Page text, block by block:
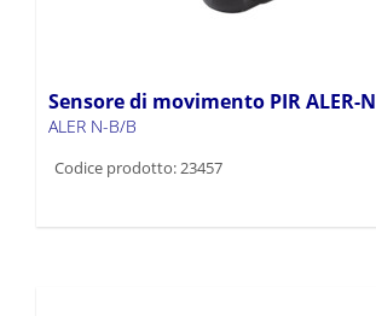
Sensore di movimento PIR ALER-N
ALER N-B/B
Codice prodotto: 23457